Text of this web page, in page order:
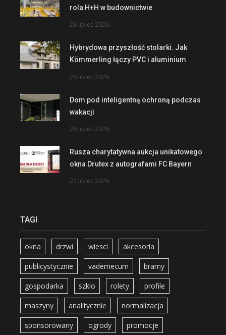
rola H+H w budownictwie
28 lipiec 2026
Hybrydowa przyszłość stolarki. Jak
Kömmerling łączy PVC i aluminium
28 lipiec 2026
Dom pod inteligentną ochroną podczas
wakacji
28 lipiec 2026
Rusza charytatywna aukcja unikatowego
okna Drutex z autografami FC Bayern
22 lipiec 2026
TAGI
okna drzwi wiesci akcesoria
publicystycznie vademecum bramy
gospodarka szklo rolety profile
maszyny analitycznie normalizacja
sponsorowany ogrody promocje